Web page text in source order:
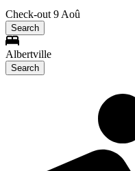
Check-out 9 Aoû
Search
Albertville
Search